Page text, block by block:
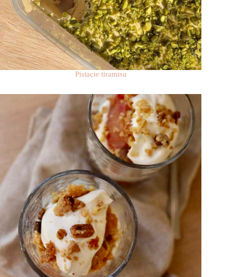
Pistacie tiramisu